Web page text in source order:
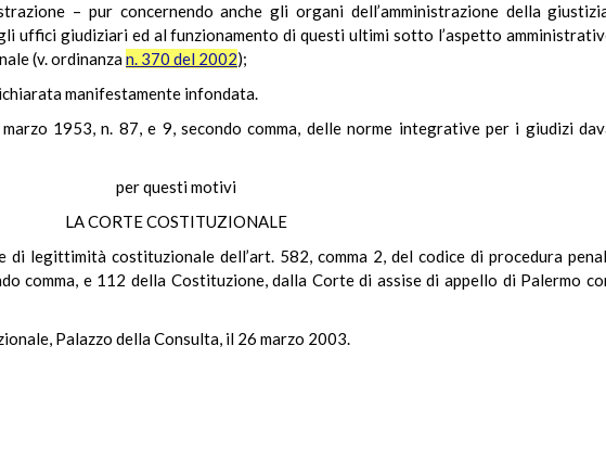
– pur concernendo anche gli organi dell’amministrazione della
uffici giudiziari ed al funzionamento di questi ultimi sotto l’aspetto
(v. ordinanzan. 370 del 2002);
manifestamente infondata.
1953, n. 87, e 9, secondo comma, delle norme integrative per i giudizi
per questi motivi
LA CORTE COSTITUZIONALE
di legittimità costituzionale dell’art. 582, comma 2, del codice di procedura
comma, e 112 della Costituzione, dalla Corte di assise di appello di Palermo
Palazzo della Consulta, il 26 marzo 2003.